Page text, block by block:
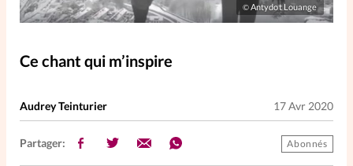
La Bible au féminin
©Antydot Louange
Ce chant qui m’inspire
Audrey Teinturier 17 Avr 2020
Partager: Abonnés